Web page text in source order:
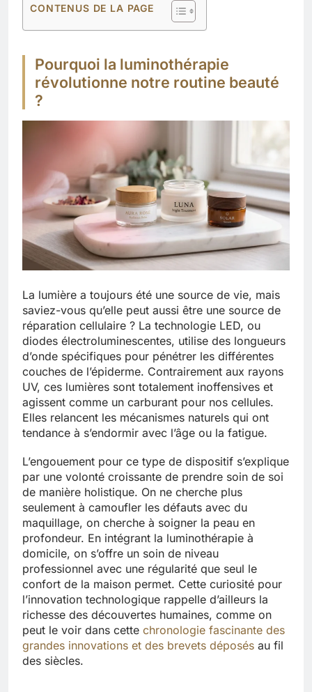
CONTENUS DE LA PAGE
Pourquoi la luminothérapie
révolutionne notre routine beauté
?
La lumière a toujours été une source de vie, mais
saviez-vous qu’elle peut aussi être une source de
réparation cellulaire ? La technologie LED, ou
diodes électroluminescentes, utilise des longueurs
d’onde spécifiques pour pénétrer les différentes
couches de l’épiderme. Contrairement aux rayons
UV, ces lumières sont totalement inoffensives et
agissent comme un carburant pour nos cellules.
Elles relancent les mécanismes naturels qui ont
tendance à s’endormir avec l’âge ou la fatigue.
L’engouement pour ce type de dispositif s’explique
par une volonté croissante de prendre soin de soi
de manière holistique. On ne cherche plus
seulement à camoufler les défauts avec du
maquillage, on cherche à soigner la peau en
profondeur. En intégrant la luminothérapie à
domicile, on s’offre un soin de niveau
professionnel avec une régularité que seul le
confort de la maison permet. Cette curiosité pour
l’innovation technologique rappelle d’ailleurs la
richesse des découvertes humaines, comme on
peut le voir dans cette chronologie fascinante des
grandes innovations et des brevets déposés au fil
des siècles.